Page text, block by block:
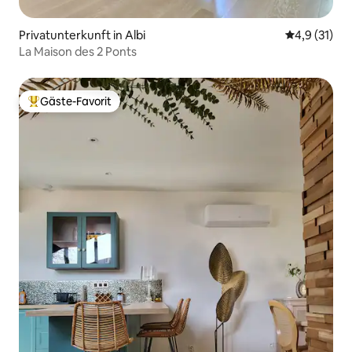
Privatunterkunft in Albi
4,9 (31)
La Maison des 2 Ponts
Beliebter Gäste-Favorit.
Gäste-Favorit